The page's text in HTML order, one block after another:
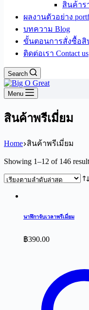
สินค้าร
ผลงานตัวอย่าง
บทความ Blog
ขั้นตอนการสั่งซื้อสิ
ติดต่อเรา Contact us
Search
Menu
สินค้าพรีเมี่ยม
Home สินค้าพรีเมี่ยม
Showing 1–12 of 146
นาฬิกาจับเวลาพรีเมี่ยม
฿390.00